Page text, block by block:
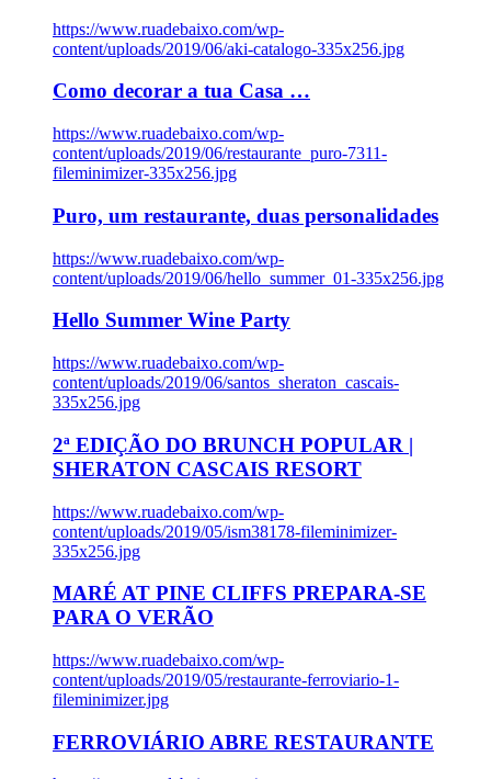
https://www.ruadebaixo.com/wp-
content/uploads/2019/06/aki-catalogo-335x256.jpg
Como decorar a tua Casa …
https://www.ruadebaixo.com/wp-
content/uploads/2019/06/restaurante_puro-7311-
fileminimizer-335x256.jpg
Puro, um restaurante, duas personalidades
https://www.ruadebaixo.com/wp-
content/uploads/2019/06/hello_summer_01-335x256.jpg
Hello Summer Wine Party
https://www.ruadebaixo.com/wp-
content/uploads/2019/06/santos_sheraton_cascais-
335x256.jpg
2ª EDIÇÃO DO BRUNCH POPULAR |
SHERATON CASCAIS RESORT
https://www.ruadebaixo.com/wp-
content/uploads/2019/05/ism38178-fileminimizer-
335x256.jpg
MARÉ AT PINE CLIFFS PREPARA-SE
PARA O VERÃO
https://www.ruadebaixo.com/wp-
content/uploads/2019/05/restaurante-ferroviario-1-
fileminimizer.jpg
FERROVIÁRIO ABRE RESTAURANTE